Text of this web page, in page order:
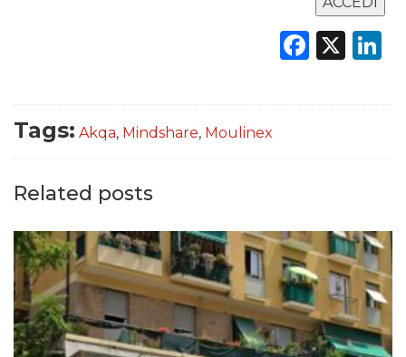
X
Tags: Akqa, Mindshare, Moulinex
Related posts